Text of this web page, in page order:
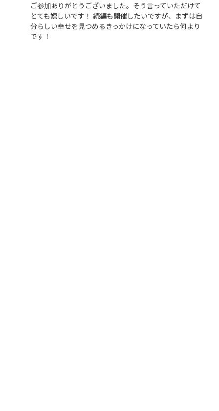
ご参加ありがとうございました。そう言っていただけて
とても嬉しいです！ 続編も開催したいですが、まずは自
分らしい幸せを見つめるきっかけになっていたら何より
です！